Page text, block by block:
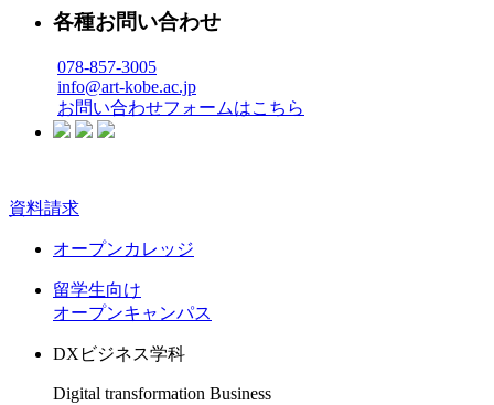
各種お問い合わせ
078-857-3005
info@art-kobe.ac.jp
お問い合わせフォームはこちら
資料請求
オープンカレッジ
留学生向け
オープンキャンパス
DXビジネス学科
Digital transformation Business